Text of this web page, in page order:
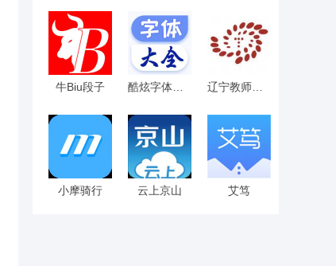
牛Biu段子
小摩骑行 云上京山 艾笃